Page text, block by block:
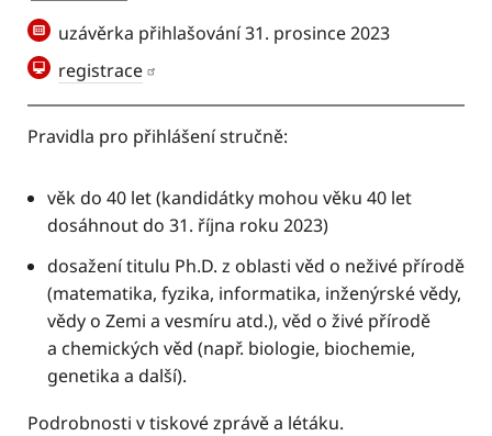
uzávěrka přihlašování 31. prosince 2023
registrace
Pravidla pro přihlášení stručně:
věk do 40 let (kandidátky mohou věku 40 let
dosáhnout do 31. října roku 2023)
dosažení titulu Ph.D. z oblasti věd o neživé přírodě
(matematika, fyzika, informatika, inženýrské vědy,
vědy o Zemi a vesmíru atd.), věd o živé přírodě
a chemických věd (např. biologie, biochemie,
genetika a další).
Podrobnosti v tiskové zprávě a létáku.